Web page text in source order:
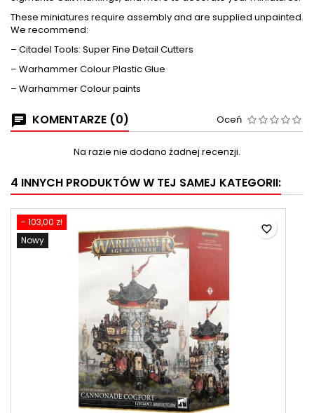
These miniatures require assembly and are supplied unpainted.
We recommend:
– Citadel Tools: Super Fine Detail Cutters
– Warhammer Colour Plastic Glue
– Warhammer Colour paints
KOMENTARZE (0) Oceń
Na razie nie dodano żadnej recenzji.
4 INNYCH PRODUKTÓW W TEJ SAMEJ KATEGORII:
- 103,00 zł
Nowy
favorite_border